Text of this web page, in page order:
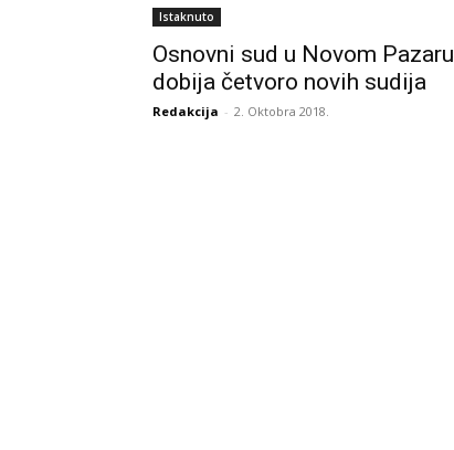
Istaknuto
Osnovni sud u Novom Pazaru
dobija četvoro novih sudija
Redakcija - 2. Oktobra 2018.